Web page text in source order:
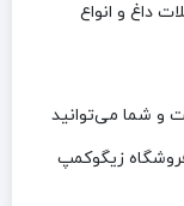
داغ و انواع
و شما می‌توانید
زیگوکمپ